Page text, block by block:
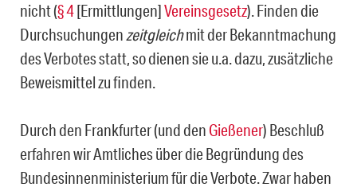
nicht (§ 4[Ermittlungen]Vereinsgesetz). Finden die
Durchsuchungenzeitgleichmit der Bekanntmachung
des Verbotes statt, so dienen sie u.a. dazu, zusätzliche
Beweismittel zu finden.
Durch den Frankfurter (und den Gießener) Beschluß
erfahren wir Amtliches über die Begründung des
Bundesinnenministerium für die Verbote. Zwar haben